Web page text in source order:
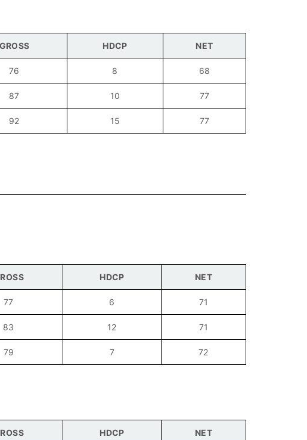
GROSS HDCP NET
76 8 68
87 10 77
92 15 77
HDCP NET
77 6 71
83 12 71
79 7 72
HDCP NET